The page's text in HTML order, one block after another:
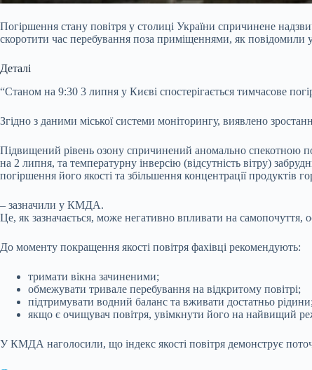
Погіршення стану повітря у столиці України спричинене
скоротити час перебування поза приміщеннями, як
Деталі
“Станом на 9:30 3 липня у Києві спостерігається тимчасове
Згідно з даними міської системи моніторингу, виявлено
Підвищений рівень озону спричинений аномально спекотною
на 2 липня, та температурну інверсію (відсутність вітру)
погіршення його якості та збільшення концентрації продуктів
– зазначили у КМДА.
Це, як зазначається, може негативно впливати на самопочуття,
До моменту покращення якості повітря фахівці рекомендують:
тримати вікна зачиненими;
обмежувати тривале перебування на відкритому повітрі;
підтримувати водний баланс та вживати достатньо рідини;
якщо є очищувач повітря, увімкнути його на найвищий
У КМДА наголосили, що індекс якості повітря демонструє